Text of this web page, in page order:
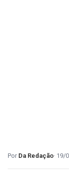
Da Redação 19/